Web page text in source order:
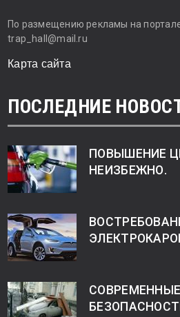
По размещению рекламы на
trap_hall@mail.ru
Карта сайта
ПОСЛЕДНИЕ
ПОВЫШЕНИЕ
НЕИЗБЕЖНО.